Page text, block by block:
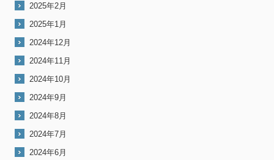
2025年2月
2025年1月
2024年12月
2024年11月
2024年10月
2024年9月
2024年8月
2024年7月
2024年6月